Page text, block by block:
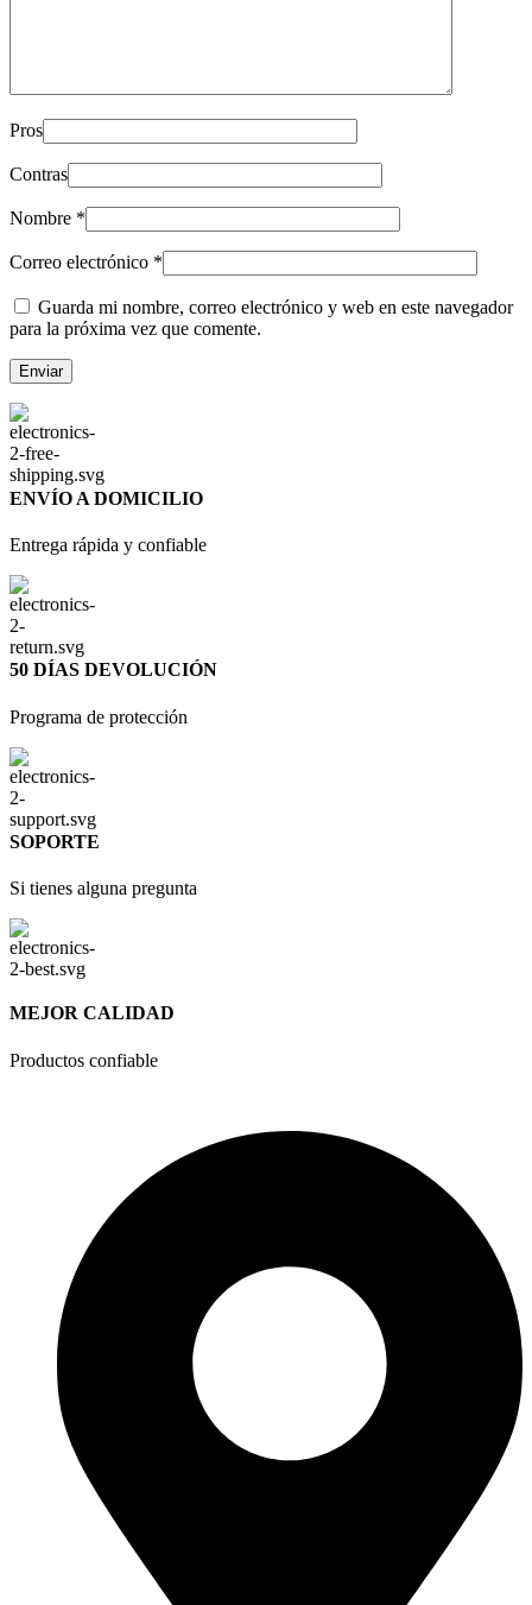
Pros
Contras
Nombre *
Correo electrónico *
Guarda mi nombre, correo electrónico y web en este navegador
para la próxima vez que comente.
ENVÍO A DOMICILIO
Entrega rápida y confiable
50 DÍAS DEVOLUCIÓN
Programa de protección
SOPORTE
Si tienes alguna pregunta
MEJOR CALIDAD
Productos confiable